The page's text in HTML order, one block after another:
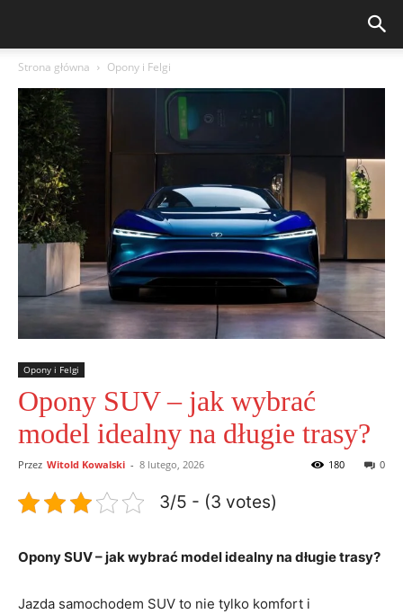
Strona główna Opony i Felgi
Opony i Felgi
Opony SUV – jak wybrać
model idealny na długie trasy?
Przez Witold Kowalski - 8 lutego, 2026 0
180
3/5 - (3 votes)
Opony SUV – jak wybrać model idealny na długie trasy?
Jazda samochodem SUV to nie tylko komfort i